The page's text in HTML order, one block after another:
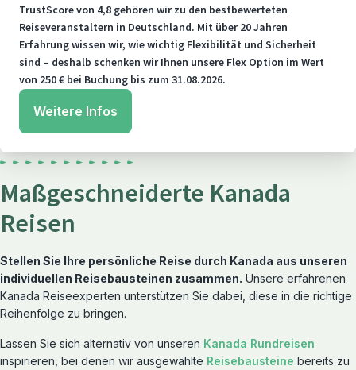
TrustScore von 4,8 gehören wir zu den bestbewerteten
Reiseveranstaltern in Deutschland. Mit über 20 Jahren
Erfahrung wissen wir, wie wichtig Flexibilität und Sicherheit
sind – deshalb schenken wir Ihnen unsere Flex Option im Wert
von 250 € bei Buchung bis zum 31.08.2026.
Weitere Infos
Maßgeschneiderte Kanada
Reisen
Stellen Sie Ihre persönliche Reise durch Kanada aus unseren
individuellen Reisebausteinen zusammen. Unsere erfahrenen
Kanada Reiseexperten unterstützen Sie dabei, diese in die richtige
Reihenfolge zu bringen.
Lassen Sie sich alternativ von unseren Kanada Rundreisen
inspirieren, bei denen wir ausgewählte Reisebausteine bereits zu